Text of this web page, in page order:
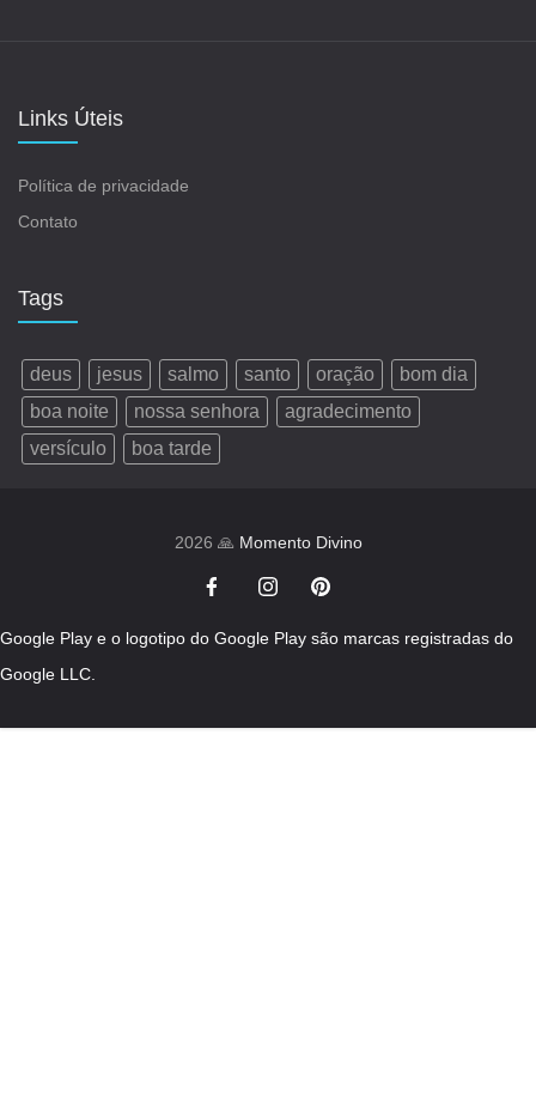
Links Úteis
Política de privacidade
Contato
Tags
deus jesus salmo santo oração
bom dia
boa noite
nossa senhora
agradecimento
versículo
boa tarde
2026 🙏 Momento Divino
Google Play e o logotipo do Google Play são marcas registradas do
Google LLC.